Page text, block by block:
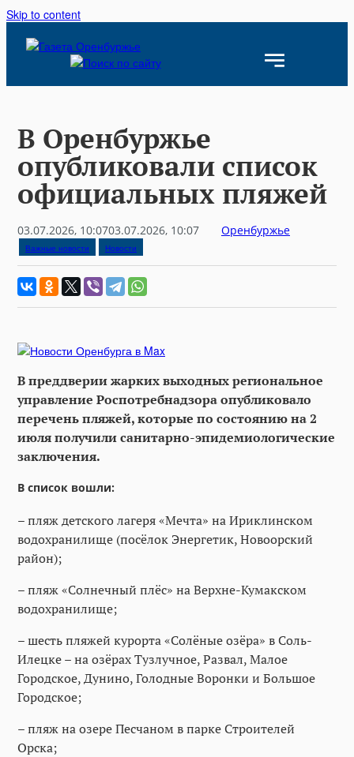
Skip to content
В Оренбуржье
опубликовали список
официальных пляжей
03.07.2026, 10:0703.07.2026, 10:07 Оренбуржье
Важные новости Новости
В преддверии жарких выходных региональное
управление Роспотребнадзора опубликовало
перечень пляжей, которые по состоянию на 2
июля получили санитарно-эпидемиологические
заключения.
В список вошли:
– пляж детского лагеря «Мечта» на Ириклинском
водохранилище (посёлок Энергетик, Новоорский
район);
– пляж «Солнечный плёс» на Верхне-Кумакском
водохранилище;
– шесть пляжей курорта «Солёные озёра» в Соль-
Илецке – на озёрах Тузлучное, Развал, Малое
Городское, Дунино, Голодные Воронки и Большое
Городское;
– пляж на озере Песчаном в парке Строителей
Орска;